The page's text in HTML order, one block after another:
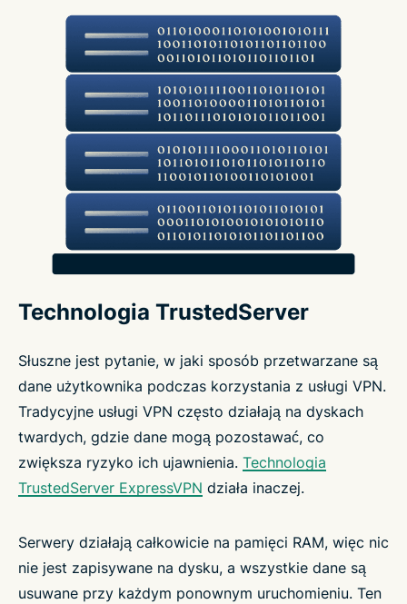
Technologia TrustedServer
Słuszne jest pytanie, w jaki sposób przetwarzane są
dane użytkownika podczas korzystania z usługi VPN.
Tradycyjne usługi VPN często działają na dyskach
twardych, gdzie dane mogą pozostawać, co
zwiększa ryzyko ich ujawnienia. Technologia
TrustedServer ExpressVPN działa inaczej.
Serwery działają całkowicie na pamięci RAM, więc nic
nie jest zapisywane na dysku, a wszystkie dane są
usuwane przy każdym ponownym uruchomieniu. Ten